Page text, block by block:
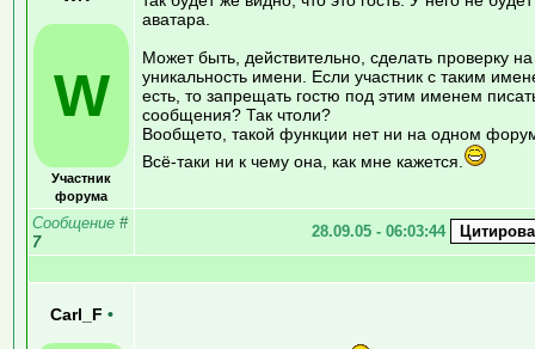
W
Участник
форума
аватара.
Может быть, действительно, сделать проверку на
уникальность имени. Если участник с таким
есть, то запрещать гостю под этим именем
сообщения? Так чтоли?
Вообщето, такой функции нет ни на одном
Всё-таки ни к чему она, как мне кажется.
Сообщение #
7
28.09.05 - 06:03:44
Carl_F •